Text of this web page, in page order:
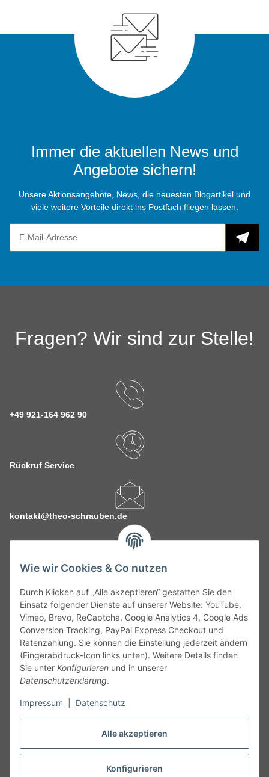
Alle akzeptieren
Konfigurieren
Wie wir Cookies & Co nutzen
Durch Klicken auf „Alle akzeptieren“ gestatten Sie den
Einsatz folgender Dienste auf unserer Website: YouTube,
Vimeo, Brevo, ReCaptcha, Google Analytics 4, Google Ads
Conversion Tracking, PayPal Express Checkout und
Ratenzahlung. Sie können die Einstellung jederzeit ändern
(Fingerabdruck-Icon links unten). Weitere Details finden
Sie unter Konfigurieren und in unserer
Datenschutzerklärung.
Impressum Datenschutz
Immer die aktuellen News und
Angebote sichern!
Unsere Aktionsangebote, News, die neuesten Blogartikel und
viele weitere Vorteile direkt ins Postfach fliegen lassen.
Fragen? Wir sind zur Stelle!
+49 921-164 962 90
Rückruf Service
kontakt@theo-schrauben.de
Service
Gesetzliche Informationen
Alle technischen Angaben ohne Gewähr. Irrtümer und fehlerhafte
Angaben vorbehalten. Wenn Sie Datenblätter oder spezielle
unseren Kundenservice. Abbildungen der Artikel können
Vertrag widerrufen